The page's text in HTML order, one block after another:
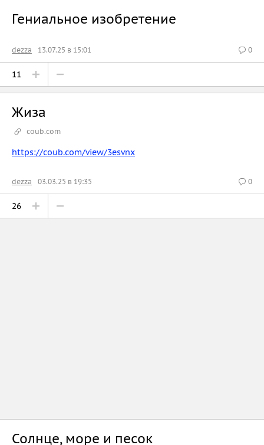
Гениальное изобретение
dezza 13.07.25 в 15:01 0
11
Жиза
coub.com
https://coub.com/view/3esvnx
dezza 03.03.25 в 19:35 0
26
Солнце, море и песок